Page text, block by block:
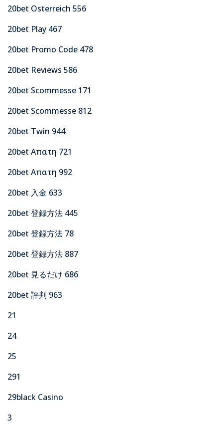
20bet Osterreich 556
20bet Play 467
20bet Promo Code 478
20bet Reviews 586
20bet Scommesse 171
20bet Scommesse 812
20bet Twin 944
20bet Απατη 721
20bet Απατη 992
20bet 入金 633
20bet 登録方法 445
20bet 登録方法 78
20bet 登録方法 887
20bet 見るだけ 686
20bet 評判 963
21
24
25
291
29black Casino
3